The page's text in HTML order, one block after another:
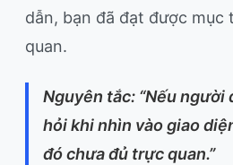
dẫn, bạn đã đạt được mục
quan.
Nguyên tắc: “Nếu người
hỏi khi nhìn vào giao
đó chưa đủ trực quan.”